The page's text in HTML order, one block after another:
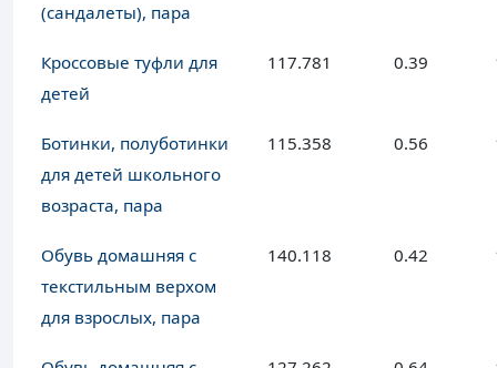
(сандалеты), пара
Кроссовые туфли для
детей
117.781 0.39
Ботинки, полуботинки
для детей школьного
возраста, пара
115.358 0.56
Обувь домашняя с
текстильным верхом
для взрослых, пара
140.118 0.42